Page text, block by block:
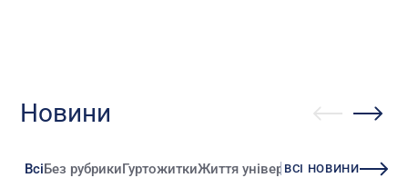
Новини
ВсіБез рубрикиГуртожиткиЖиття університетуЗміни
ВСІ НОВИНИ